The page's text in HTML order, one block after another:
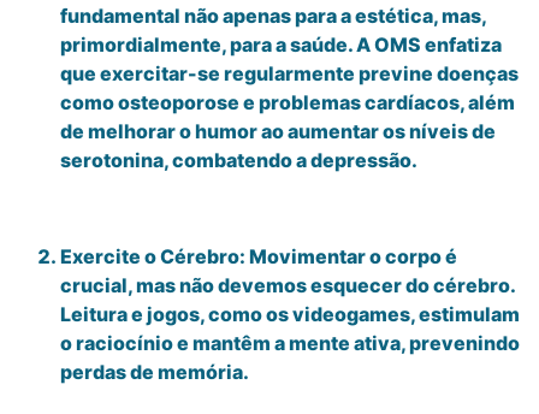
fundamental não apenas para a estética, mas,
primordialmente, para a saúde. A OMS enfatiza
que exercitar-se regularmente previne doenças
como osteoporose e problemas cardíacos, além
de melhorar o humor ao aumentar os níveis de
serotonina, combatendo a depressão.
Exercite o Cérebro: Movimentar o corpo é
crucial, mas não devemos esquecer do cérebro.
Leitura e jogos, como os videogames, estimulam
o raciocínio e mantêm a mente ativa, prevenindo
perdas de memória.